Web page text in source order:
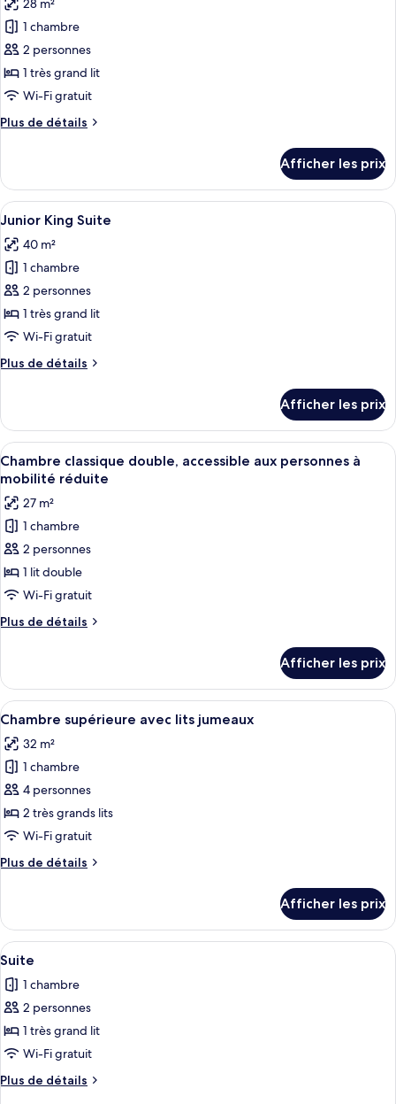
jumeaux
les
photos
pour
ce
type
chambre :
Room
28 m²
1 chambre
2 personnes
1 très grand lit
Wi-Fi gratuit
Plus de détails
Plus
Deluxe
King
Room
Afficher les prix
Afficher
toutes
les
photos
pour
ce
type
chambre :
Suite
Un lit à baldaquin avec un cadre en
6
Junior King Suite
40 m²
1 chambre
2 personnes
1 très grand lit
Wi-Fi gratuit
Plus de détails
Plus
Junior
King
Suite
Afficher les prix
Afficher
toutes
les
photos
pour
ce
type
de
chambre :
Chambre
double,
accessible
aux
personnes
à
mobilité
réduite
Une chambre d’hôtel avec un
5
Chambre classique double, accessible aux personnes à
mobilité réduite
27 m²
1 chambre
2 personnes
1 lit double
Wi-Fi gratuit
Plus de détails
Plus
Chambre
classique
double,
aux
personnes
mobilité
réduite
Afficher les prix
Afficher
toutes
les
photos
pour
ce
type
chambre :
avec
lits
jumeaux
Une chambre d’hôtel avec deux lits,
4
Chambre supérieure avec lits jumeaux
32 m²
1 chambre
4 personnes
2 très grands lits
Wi-Fi gratuit
Plus de détails
Plus
Chambre
supérieure
avec
jumeaux
Afficher les prix
Afficher
toutes
les
photos
pour
ce
type
de
Une chambre d’hôtel avec un
6
Suite
1 chambre
2 personnes
1 très grand lit
Wi-Fi gratuit
Plus de détails
Plus